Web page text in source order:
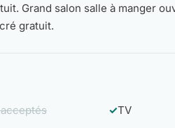
Grand salon salle à manger
gratuit.
✓TV